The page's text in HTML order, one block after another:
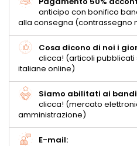
anticipo con bonifico
alla consegna (contrassegno
Cosa dicono di noi i
clicca! (articoli pubblicati
italiane online)
Siamo abilitati ai bandi
clicca! (mercato
amministrazione)
E-mail: